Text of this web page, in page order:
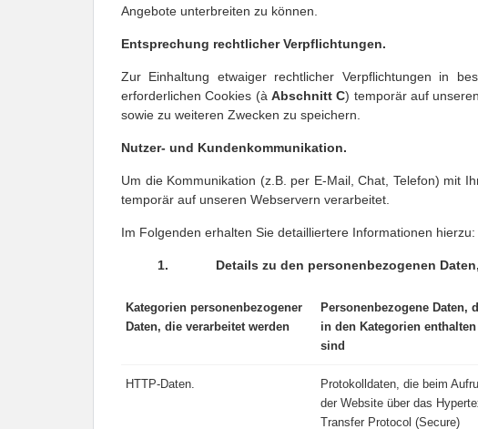
Angebote unterbreiten zu können.
Entsprechung rechtlicher Verpflichtungen.
Zur Einhaltung etwaiger rechtlicher Verpflichtungen in
erforderlichen Cookies (à Abschnitt C) temporär auf
sowie zu weiteren Zwecken zu speichern.
Nutzer- und Kundenkommunikation.
Um die Kommunikation (z.B. per E-Mail, Chat, Telefon) mit
temporär auf unseren Webservern verarbeitet.
Im Folgenden erhalten Sie detailliertere Informationen hierzu:
1. Details zu den personenbezogenen Daten,
Kategorien personenbezogener
Daten, die verarbeitet werden
Personenbezogene Daten,
in den Kategorien enthalten
sind
HTTP-Daten.
Protokolldaten, die beim
der Website über das
Transfer Protocol (Secure)